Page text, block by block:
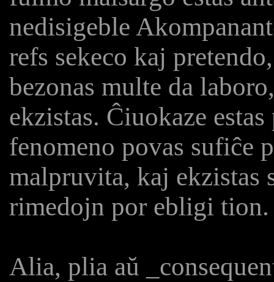
nedisigeble
refs sekeco kaj
bezonas multe da
ekzistas. Ĉiuokaze
fenomeno povas sufiĉe
malpruvita, kaj
rimedojn por ebligi tion.
Alia, plia aŭ